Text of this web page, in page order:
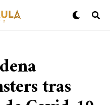
tras